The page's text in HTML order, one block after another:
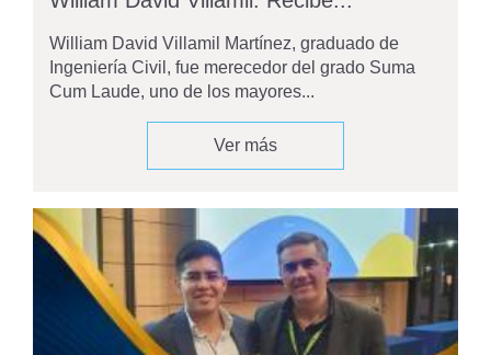
William David Villamil Martínez, graduado de
Ingeniería Civil, fue merecedor del grado Suma
Cum Laude, uno de los mayores...
Ver más